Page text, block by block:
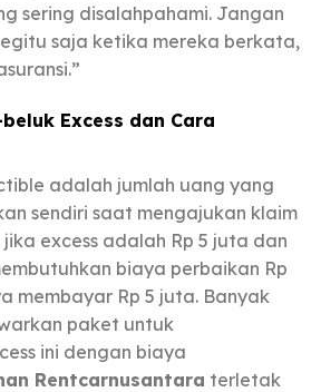
sering disalahpahami. Jangan
saja ketika mereka berkata,
Excess dan Cara
adalah jumlah uang yang
sendiri saat mengajukan klaim
jika excess adalah Rp 5 juta dan
biaya perbaikan Rp
membayar Rp 5 juta. Banyak
paket untuk
ini dengan biaya
Rentcarnusantara terletak